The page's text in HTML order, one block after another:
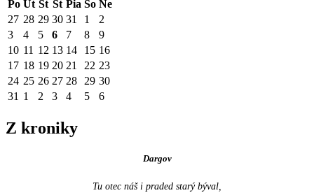
Po Ut St Št Pia So Ne
27 28 29 30 31 1
2
3
4 5 6 7 8
9
10 11 12 13 14 15 16
17 18 19 20 21 22 23
24 25 26 27 28 29 30
31 1 2 3 4 5 6
Z kroniky
Dargov
Tu otec náš i praded starý býval,